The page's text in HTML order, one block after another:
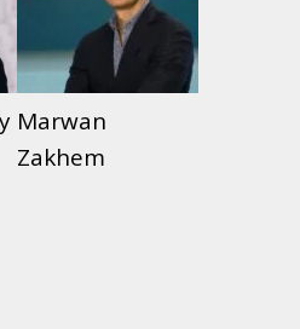
Marwan
Zakhem